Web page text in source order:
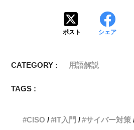
ポスト シェア
CATEGORY : 用語解説
TAGS :
CISO IT入門 サイバー対策